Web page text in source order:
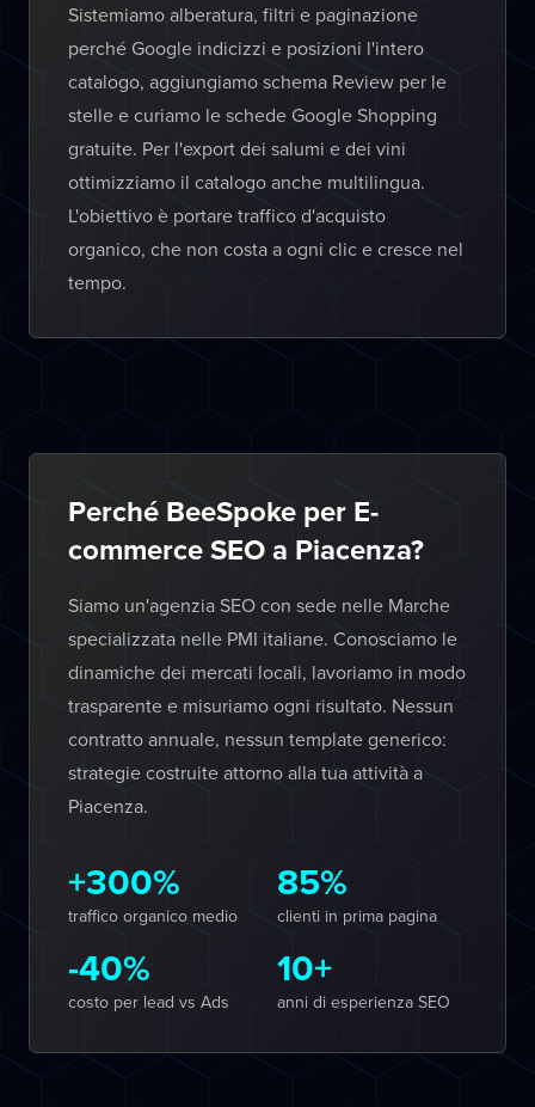
Sistemiamo alberatura, filtri e paginazione
perché Google indicizzi e posizioni l'intero
catalogo, aggiungiamo schema Review per le
stelle e curiamo le schede Google Shopping
gratuite. Per l'export dei salumi e dei vini
ottimizziamo il catalogo anche multilingua.
L'obiettivo è portare traffico d'acquisto
organico, che non costa a ogni clic e cresce nel
tempo.
Perché BeeSpoke per E-
commerce SEO a Piacenza?
Siamo un'agenzia SEO con sede nelle Marche
specializzata nelle PMI italiane. Conosciamo le
dinamiche dei mercati locali, lavoriamo in modo
trasparente e misuriamo ogni risultato. Nessun
contratto annuale, nessun template generico:
strategie costruite attorno alla tua attività a
Piacenza.
+300%
traffico organico medio
85%
clienti in prima pagina
-40%
costo per lead vs Ads
10+
anni di esperienza SEO